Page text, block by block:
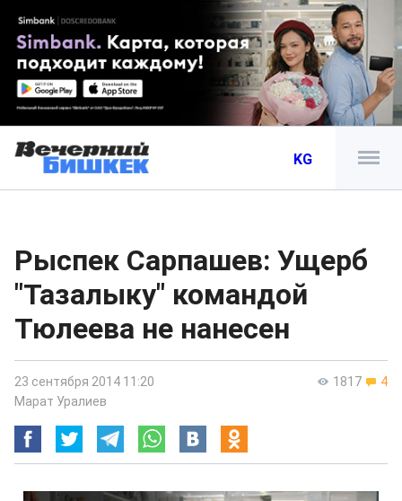
KG
Рыспек Сарпашев: Ущерб
"Тазалыку" командой
Тюлеева не нанесен
1817 4
23 сентября 2014 11:20
Марат Уралиев